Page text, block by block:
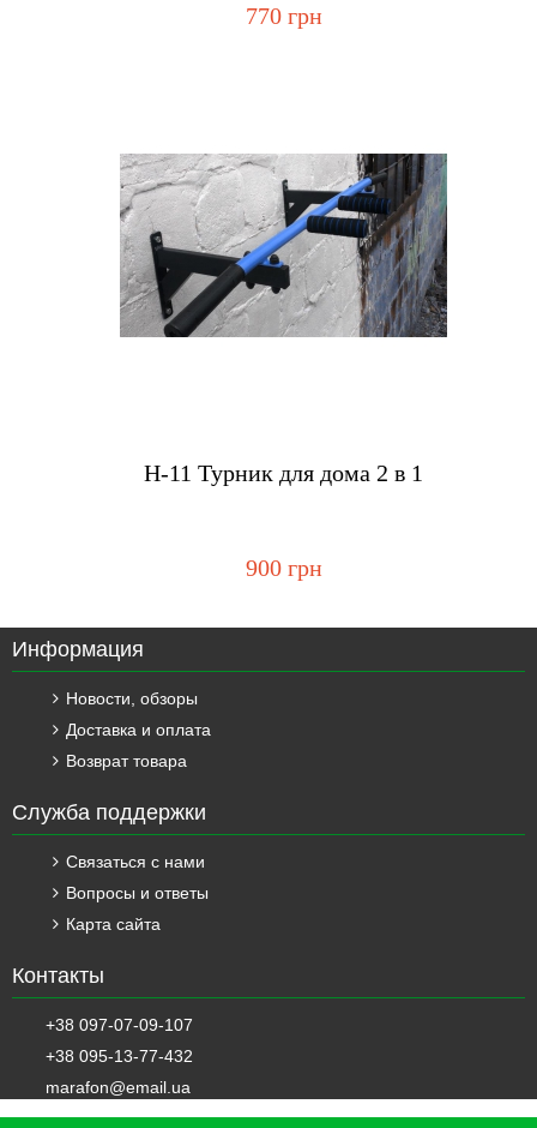
770 грн
H-11 Турник для дома 2 в 1
900 грн
Информация
Новости, обзоры
Доставка и оплата
Возврат товара
Служба поддержки
Связаться с нами
Вопросы и ответы
Карта сайта
Контакты
+38 097-07-09-107
+38 095-13-77-432
marafon@email.ua